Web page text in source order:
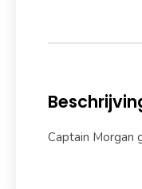
Captain Morgan